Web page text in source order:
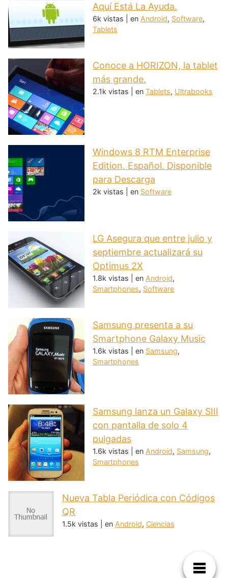
Aquí Está La Ayuda.
6k vistas en Android, Software,
Tablets
Conoce a HORIZON, la tablet
más grande.
2.1k vistas en Tablets, Ultrabooks
Windows 8 RTM Enterprise
Edition. Español. Disponible
para Descarga
2k vistas en Software
LG Asegura que entre julio y
septiembre actualizará su
Optimus 2X
1.8k vistas en Android,
Smartphones, Software
Samsung presenta a su
Smartphone Galaxy Music
1.6k vistas en Samsung,
Smartphones
Samsung lanza un Galaxy SIII
con pantalla de solo 4
pulgadas
1.6k vistas en Android, Samsung,
Smartphones
Nueva Tabla Periódica con Códigos
QR
1.5k vistas en Android, Ciencias